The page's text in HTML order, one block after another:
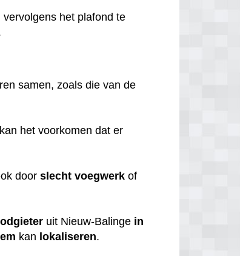
het plafond te
samen, zoals die van de
kan het voorkomen dat er
doorslecht voegwerk of
uit Nieuw-Balinge in
kan lokaliseren.